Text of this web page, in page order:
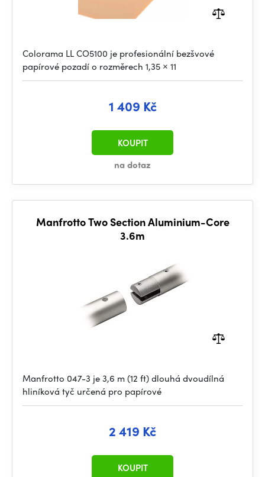
Colorama LL CO5100 je profesionální bezšvové
papírové pozadí o rozměrech 1,35 × 11
1 409 Kč
na dotaz
KOUPIT
Manfrotto Two Section Aluminium-Core
3.6m
Manfrotto 047-3 je 3,6 m (12 ft) dlouhá dvoudílná
hliníková tyč určená pro papírové
2 419 Kč
KOUPIT